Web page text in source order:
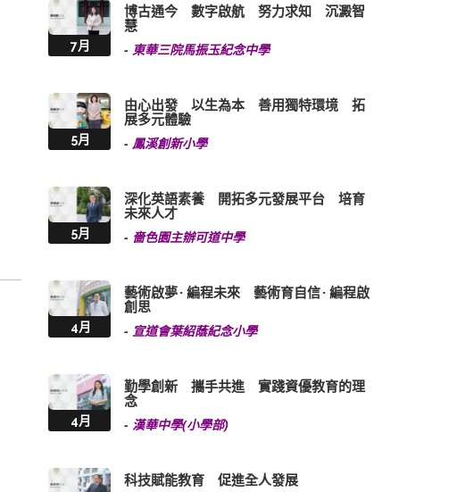
7月
博古通今 數字啟航 努力求知 沉澱智
慧
-東華三院馬振玉紀念中學
5月
由心出發 以生為本 善用獨特環境 拓
展多元體驗
-鳳溪創新小學
5月
深化英語素養 開拓多元發展平台 培育
未來人才
- 嗇色園主辦可道中學
4月
藝術啟夢 · 編程未來 藝術育自信 · 編程啟
創思
- 宣道會葉紹蔭紀念小學
4月
勤學創新 攜手共進 實踐資優教育的理
念
- 漢華中學(小學部)
科技賦能教育 促進全人發展